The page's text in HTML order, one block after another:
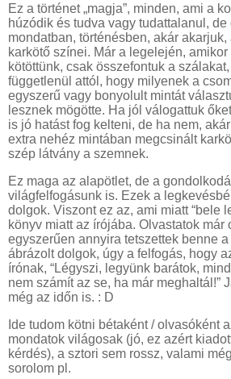
Ez a történet „magja”, minden, ami a
húzódik és tudva vagy tudattalanul, de
mondatban, történésben, akár akarjuk,
karkötő színei. Már a legelején,
kötöttünk, csak összefontuk a
függetlenül attól, hogy milyenek a
egyszerű vagy bonyolult mintát
lesznek mögötte. Ha jól válogattuk
is jó hatást fog kelteni, de ha nem,
extra nehéz mintában megcsinált
szép látvány a szemnek.
Ez maga az alapötlet, de a
világfelfogásunk is. Ezek a legkevésbé
dolgok. Viszont ez az, ami miatt “bele
könyv miatt az írójába. Olvastatok már
egyszerűen annyira tetszettek benne
ábrázolt dolgok, úgy a felfogás, hogy
írónak, “Légyszi, legyünk barátok,
nem számít az se, ha már meghaltál!”
még az időn is. : D
Ide tudom kötni bétaként / olvasóként
mondatok világosak (jó, ez azért
kérdés), a sztori sem rossz, valami
sorolom pl.